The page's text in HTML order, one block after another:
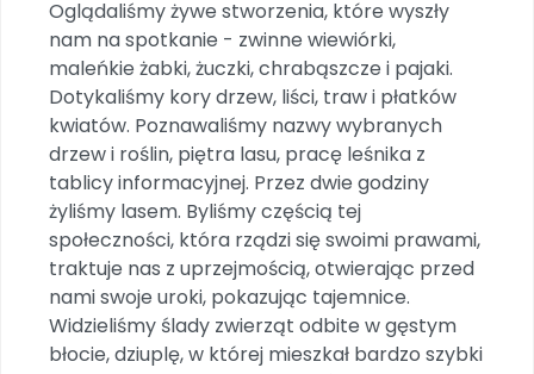
Oglądaliśmy żywe stworzenia, które wyszły
nam na spotkanie - zwinne wiewiórki,
maleńkie żabki, żuczki, chrabąszcze i pajaki.
Dotykaliśmy kory drzew, liści, traw i płatków
kwiatów. Poznawaliśmy nazwy wybranych
drzew i roślin, piętra lasu, pracę leśnika z
tablicy informacyjnej. Przez dwie godziny
żyliśmy lasem. Byliśmy częścią tej
społeczności, która rządzi się swoimi prawami,
traktuje nas z uprzejmością, otwierając przed
nami swoje uroki, pokazując tajemnice.
Widzieliśmy ślady zwierząt odbite w gęstym
błocie, dziuplę, w której mieszkał bardzo szybki